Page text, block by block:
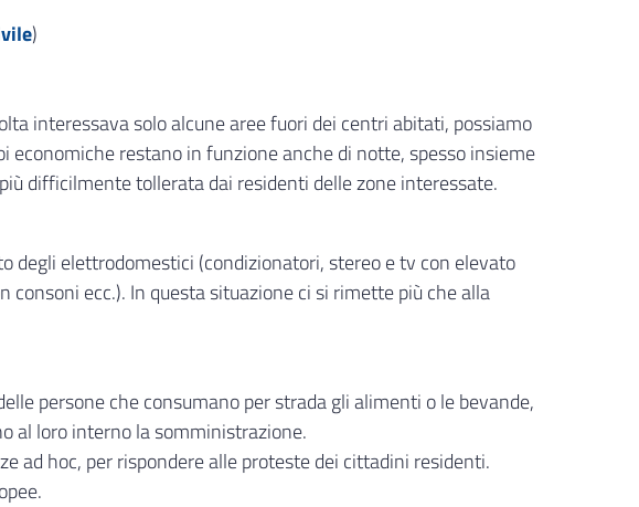
)
interessava solo alcune aree fuori dei centri abitati, possiamo
restano in funzione anche di notte, spesso insieme
difficilmente tollerata dai residenti delle zone interessate.
degli elettrodomestici (condizionatori, stereo e tv con elevato
ecc.). In questa situazione ci si rimette più che alla
persone che consumano per strada gli alimenti o le bevande,
al loro interno la somministrazione.
ad hoc, per rispondere alle proteste dei cittadini residenti.